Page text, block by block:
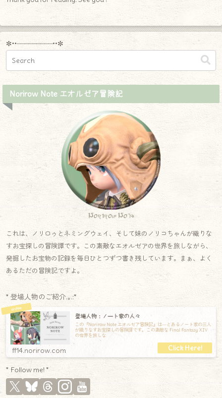
✼••┈┈┈┈┈┈┈┈┈••✼
Norirow Note エオルゼア冒険記
Norirow Note
これは、ノリロゥとネミングウェイ、そして妹のノリコちゃんが織りな
すお宝探しの冒険譚です。この素敵なエオルゼアの世界を旅しながら、
発掘したお宝物の記録を毎日ひとつずつ書き残しています。まぁ、よく
あるただの冒険記ですよ。
* 登場人物のご紹介.｡.:*
登場人物：ノート家の人々
この『Norirow Note エオルゼア冒険記』は―とあるノート家の三人
が織りなすお宝探しの冒険譚です。この素敵な Final Fantasy XIV
の世界を旅しな
ff14.norirow.com
* Follow me! *